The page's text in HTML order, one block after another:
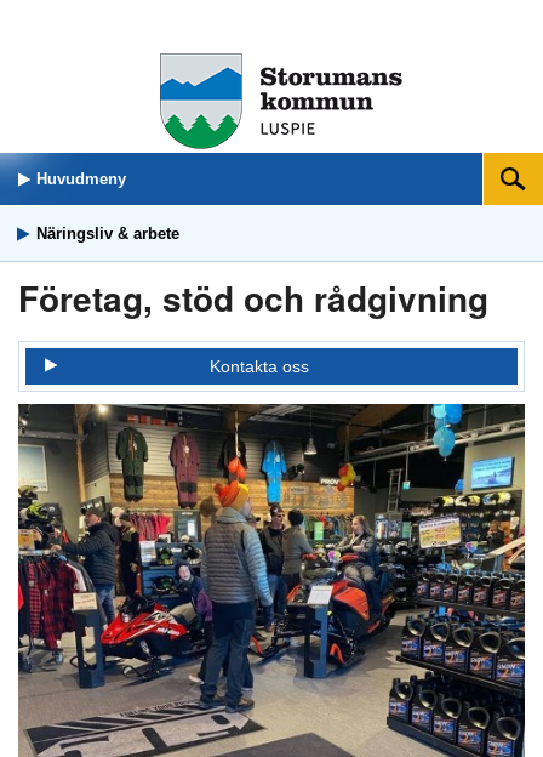
Huvudmeny Sök
Näringsliv & arbete
Företag, stöd och rådgivning
Kontakta oss